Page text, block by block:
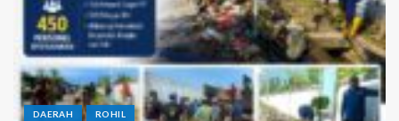
DAERAH ROHIL